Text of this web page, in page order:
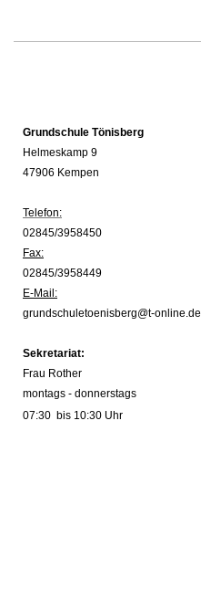
Grundschule Tönisberg
Helmeskamp 9
47906 Kempen
Telefon:
02845/3958450
Fax:
02845/3958449
E-Mail:
grundschuletoenisberg@t-online.de
Sekretariat:
Frau Rother
montags - donnerstags
07:30 bis 10:30 Uhr